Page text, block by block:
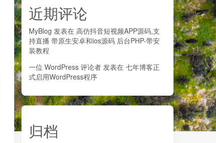
近期评论
MyBlog 发表在 高仿抖音短视频APP源码,支
持直播 带原生安卓和ios源码 后台PHP-带安
装教程
一位 WordPress 评论者 发表在 七年博客正
式启用WordPress程序
归档